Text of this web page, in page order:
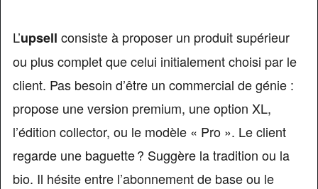
L’upsell consiste à proposer un produit supérieur
ou plus complet que celui initialement choisi par le
client. Pas besoin d’être un commercial de génie :
propose une version premium, une option XL,
l’édition collector, ou le modèle « Pro ». Le client
regarde une baguette ? Suggère la tradition ou la
bio. Il hésite entre l’abonnement de base ou le